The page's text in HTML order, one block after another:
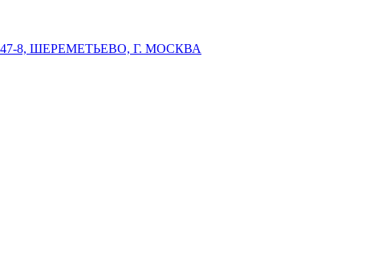
8, ШЕРЕМЕТЬЕВО, Г. МОСКВА